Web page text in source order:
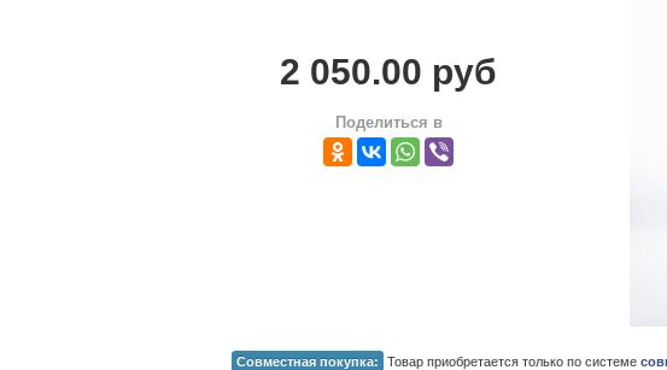
2 050.00 руб
Поделиться в
Совместная покупка: Товар приобретается только по системе